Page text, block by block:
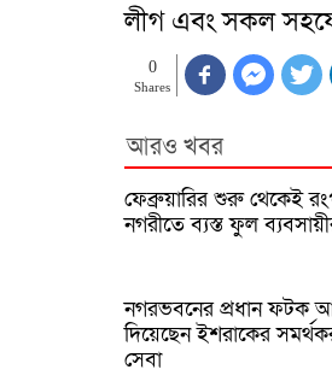
লীগ এবং সকল
0
Shares
আরও খবর
ফেব্রুয়ারির শুরু থেকেই
নগরীতে ব্যস্ত ফুল
নগরভবনের প্রধান ফটক
দিয়েছেন ইশরাকের
সেবা